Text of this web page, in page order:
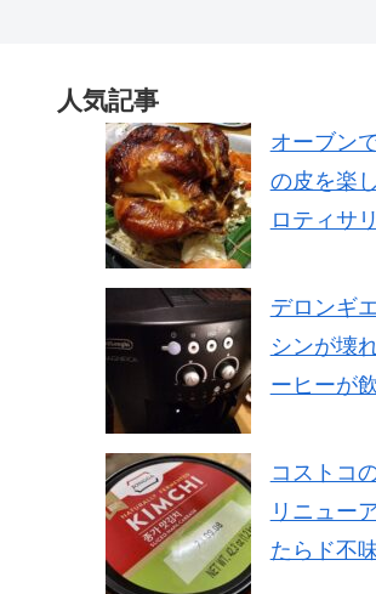
人気記事
オーブン
の皮を楽
ロティサ
デロンギ
シンが壊
ーヒーが
コストコ
リニュー
たらド不